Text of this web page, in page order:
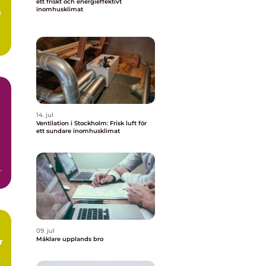
inomhusklimat
14. jul
Ventilation i Stockholm: Frisk luft för
ett sundare inomhusklimat
09. jul
Mäklare upplands bro